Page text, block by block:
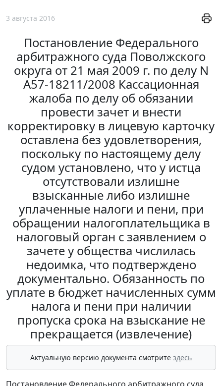
3 августа 2016
Постановление Федерального
арбитражного суда Поволжского
округа от 21 мая 2009 г. по делу N
А57-18211/2008 Кассационная
жалоба по делу об обязании
провести зачет и внести
корректировку в лицевую карточку
оставлена без удовлетворения,
поскольку по настоящему делу
судом установлено, что у истца
отсутствовали излишне
взысканные либо излишне
уплаченные налоги и пени, при
обращении налогоплательщика в
налоговый орган с заявлением о
зачете у общества числилась
недоимка, что подтверждено
документально. Обязанность по
уплате в бюджет начисленных сумм
налога и пени при наличии
пропуска срока на взыскание не
прекращается (извлечение)
Актуальную версию документа смотрите здесь